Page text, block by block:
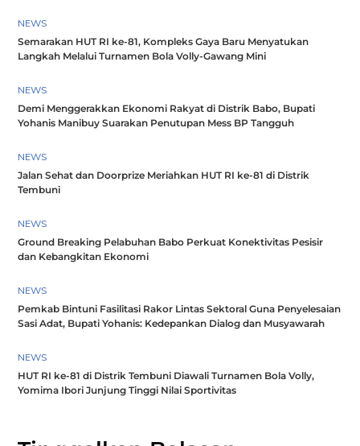
NEWS
Semarakan HUT RI ke-81, Kompleks Gaya Baru Menyatukan
Langkah Melalui Turnamen Bola Volly-Gawang Mini
NEWS
Demi Menggerakkan Ekonomi Rakyat di Distrik Babo, Bupati
Yohanis Manibuy Suarakan Penutupan Mess BP Tangguh
NEWS
Jalan Sehat dan Doorprize Meriahkan HUT RI ke-81 di Distrik
Tembuni
NEWS
Ground Breaking Pelabuhan Babo Perkuat Konektivitas Pesisir
dan Kebangkitan Ekonomi
NEWS
Pemkab Bintuni Fasilitasi Rakor Lintas Sektoral Guna Penyelesaian
Sasi Adat, Bupati Yohanis: Kedepankan Dialog dan Musyawarah
NEWS
HUT RI ke-81 di Distrik Tembuni Diawali Turnamen Bola Volly,
Yomima Ibori Junjung Tinggi Nilai Sportivitas